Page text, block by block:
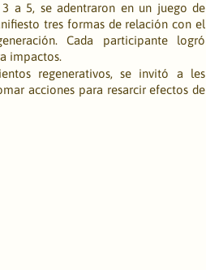
a 5, se adentraron en un juego de
tres formas de relación con el
Cada participante logró
impactos.
regenerativos, se invitó a les
acciones para resarcir efectos de